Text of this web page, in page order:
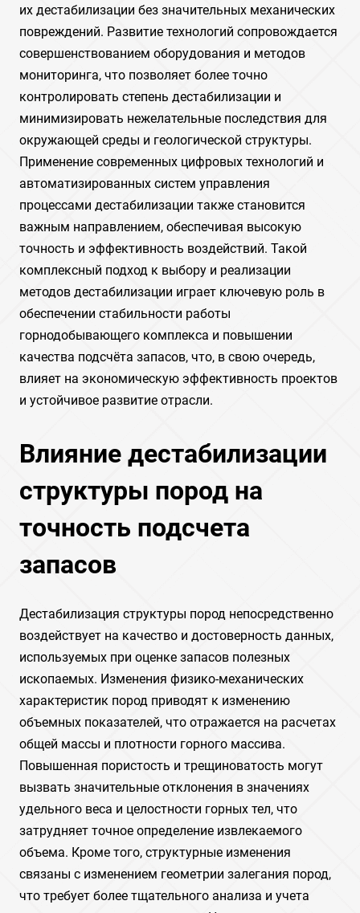
их дестабилизации без значительных механических
повреждений. Развитие технологий сопровождается
совершенствованием оборудования и методов
мониторинга, что позволяет более точно
контролировать степень дестабилизации и
минимизировать нежелательные последствия для
окружающей среды и геологической структуры.
Применение современных цифровых технологий и
автоматизированных систем управления
процессами дестабилизации также становится
важным направлением, обеспечивая высокую
точность и эффективность воздействий. Такой
комплексный подход к выбору и реализации
методов дестабилизации играет ключевую роль в
обеспечении стабильности работы
горнодобывающего комплекса и повышении
качества подсчёта запасов, что, в свою очередь,
влияет на экономическую эффективность проектов
и устойчивое развитие отрасли.
Влияние дестабилизации
структуры пород на
точность подсчета
запасов
Дестабилизация структуры пород непосредственно
воздействует на качество и достоверность данных,
используемых при оценке запасов полезных
ископаемых. Изменения физико-механических
характеристик пород приводят к изменению
объемных показателей, что отражается на расчетах
общей массы и плотности горного массива.
Повышенная пористость и трещиноватость могут
вызвать значительные отклонения в значениях
удельного веса и целостности горных тел, что
затрудняет точное определение извлекаемого
объема. Кроме того, структурные изменения
связаны с изменением геометрии залегания пород,
что требует более тщательного анализа и учета